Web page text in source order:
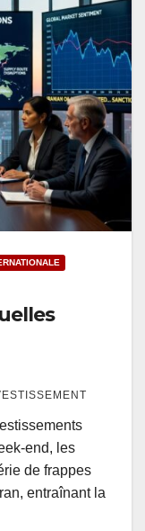
end, les
de frappes
entraînant la